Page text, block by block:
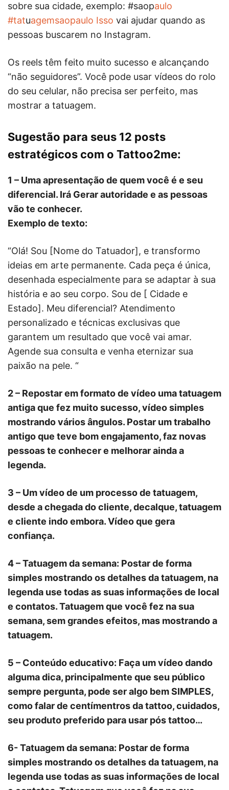
sobre sua cidade, exemplo: #saopaulo
#tatuagemsaopaulo Isso vai ajudar quando as
pessoas buscarem no Instagram.
Os reels têm feito muito sucesso e alcançando
“não seguidores”. Você pode usar vídeos do rolo
do seu celular, não precisa ser perfeito, mas
mostrar a tatuagem.
Sugestão para seus 12 posts
estratégicos com o Tattoo2me:
1 – Uma apresentação de quem você é e seu
diferencial. Irá Gerar autoridade e as pessoas
vão te conhecer.
Exemplo de texto:
“Olá! Sou [Nome do Tatuador], e transformo
ideias em arte permanente. Cada peça é única,
desenhada especialmente para se adaptar à sua
história e ao seu corpo. Sou de [ Cidade e
Estado]. Meu diferencial? Atendimento
personalizado e técnicas exclusivas que
garantem um resultado que você vai amar.
Agende sua consulta e venha eternizar sua
paixão na pele. “
2 – Repostar em formato de vídeo uma tatuagem
antiga que fez muito sucesso, vídeo simples
mostrando vários ângulos. Postar um trabalho
antigo que teve bom engajamento, faz novas
pessoas te conhecer e melhorar ainda a
legenda.
3 – Um vídeo de um processo de tatuagem,
desde a chegada do cliente, decalque, tatuagem
e cliente indo embora. Vídeo que gera
confiança.
4 – Tatuagem da semana: Postar de forma
simples mostrando os detalhes da tatuagem, na
legenda use todas as suas informações de local
e contatos. Tatuagem que você fez na sua
semana, sem grandes efeitos, mas mostrando a
tatuagem.
5 – Conteúdo educativo: Faça um vídeo dando
alguma dica, principalmente que seu público
sempre pergunta, pode ser algo bem SIMPLES,
como falar de centímentros da tattoo, cuidados,
seu produto preferido para usar pós tattoo…
6- Tatuagem da semana: Postar de forma
simples mostrando os detalhes da tatuagem, na
legenda use todas as suas informações de local